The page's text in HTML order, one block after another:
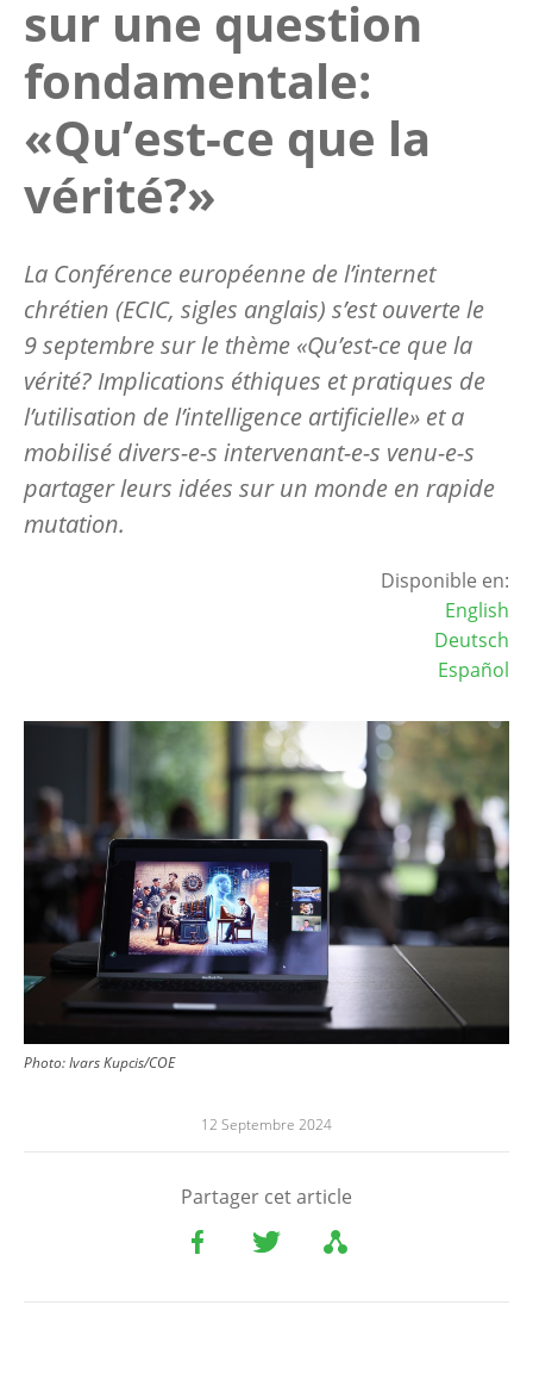
sur une question
fondamentale:
«Qu’est-ce que la
vérité?»
La Conférence européenne de l’internet
chrétien (ECIC, sigles anglais) s’est ouverte le
9 septembre sur le thème «Qu’est-ce que la
vérité? Implications éthiques et pratiques de
l’utilisation de l’intelligence artificielle» et a
mobilisé divers-e-s intervenant-e-s venu-e-s
partager leurs idées sur un monde en rapide
mutation.
Disponible en:
English
Deutsch
Español
Photo:Ivars Kupcis/COE
12 Septembre 2024
Partager cet article